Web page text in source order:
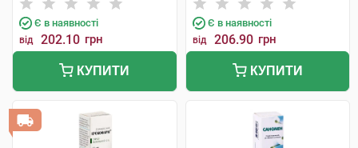
Є в наявності
від 202.10 грн
КУПИТИ
Є в наявності
від 206.90 грн
КУПИТИ